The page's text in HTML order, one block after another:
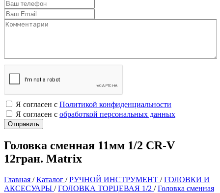
Я согласен с Политикой конфиденциальности
Я согласен с обработкой персональных данных
Головка сменная 11мм 1/2 CR-V
12гран. Matrix
Главная /Каталог /РУЧНОЙ ИНСТРУМЕНТ /ГОЛОВКИ И
АКСЕСУАРЫ /ГОЛОВКА ТОРЦЕВАЯ 1/2 /Головка сменная